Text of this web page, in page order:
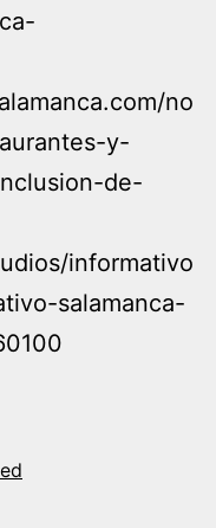
no
y-
de-
informativo
salamanca-